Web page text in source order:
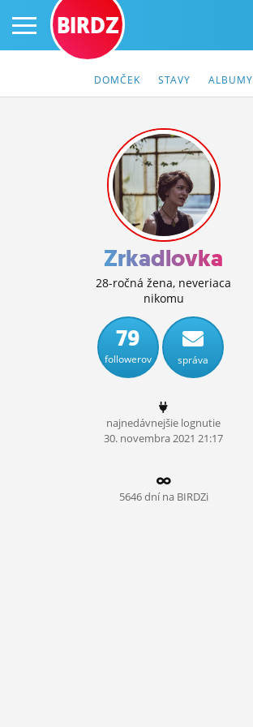
PRIHLÁS SA
ČINŽIAK
FÓRUM
STATUSY
BLOGY
OBRÁZKY
ĽUDIA
MÔJ PROFIL
NASTAVENIA
BIRDZ
DOMČEK STAVY ALBUMY
Zrkadlovka
28-ročná žena, neveriaca
nikomu
79
followerov správa
najnedávnejšie lognutie
30. novembra2021 21:17
5646 dní na BIRDZi